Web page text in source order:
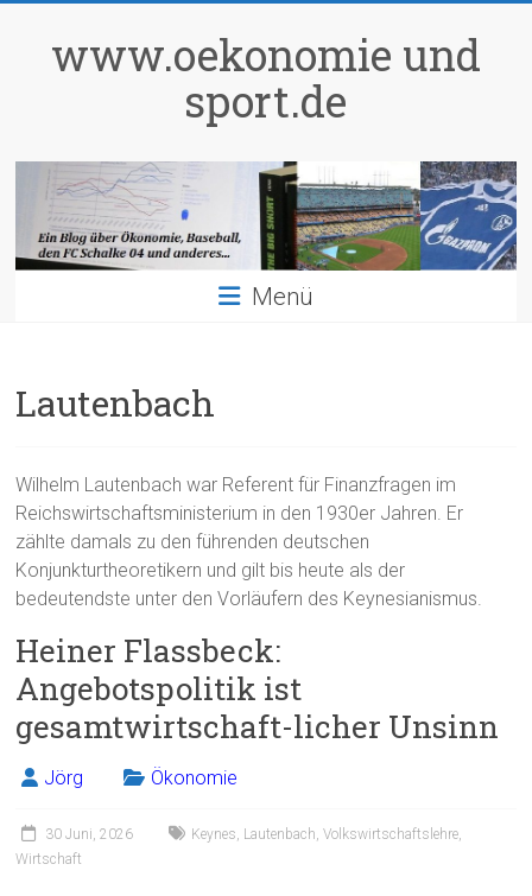
springenwww.oekonomie und
sport.de
Menü
Lautenbach
Wilhelm Lautenbach war Referent für Finanzfragen im
Reichswirtschaftsministerium in den 1930er Jahren. Er
zählte damals zu den führenden deutschen
Konjunkturtheoretikern und gilt bis heute als der
bedeutendste unter den Vorläufern des Keynesianismus.
Heiner Flassbeck:
Angebotspolitik ist
gesamtwirtschaft-licher Unsinn
Jörg Ökonomie
30 Juni, 2026 Keynes, Lautenbach,Volkswirtschaftslehre,
Wirtschaft